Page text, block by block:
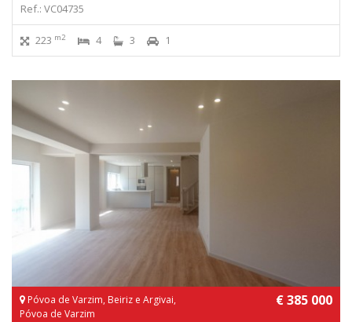
Ref.: VC04735
223 m2 4 3 1
Póvoa de Varzim, Beiriz e Argivai,
Póvoa de Varzim
€ 385 000